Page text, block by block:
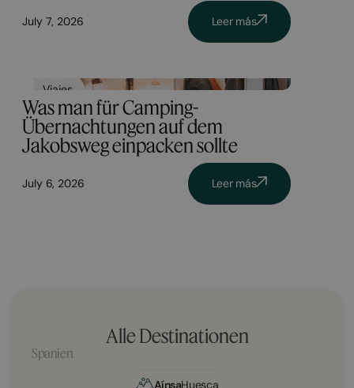
July 7, 2026 Leer más
Viajes
Was man für Camping-
Übernachtungen auf dem
Jakobsweg einpacken sollte
July 6, 2026 Leer más
Alle Destinationen
Spanien
AínsaHuesca